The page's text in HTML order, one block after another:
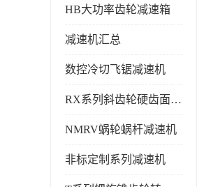
HB大功率齿轮减速箱
减速机汇总
数控冷切飞锯减速机
RX系列斜齿轮硬齿面减速机
NMRV蜗轮蜗杆减速机
非标定制系列减速机